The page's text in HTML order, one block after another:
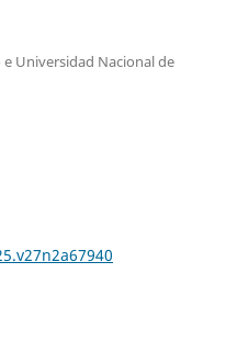
Universidad Nacional de